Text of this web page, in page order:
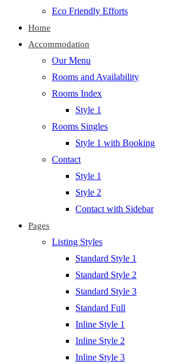
Eco Friendly Efforts
Home
Accommodation
Our Menu
Rooms and Availability
Rooms Index
Style 1
Rooms Singles
Style 1 with Booking
Contact
Style 1
Style 2
Contact with Sidebar
Pages
Listing Styles
Standard Style 1
Standard Style 2
Standard Style 3
Standard Full
Inline Style 1
Inline Style 2
Inline Style 3